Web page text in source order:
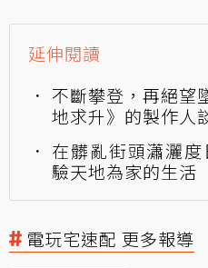
延伸閱讀
不斷攀登，再絕望
地求升》的製作人
在髒亂街頭瀟灑
驗天地為家的生活
電玩宅速配 更多報導